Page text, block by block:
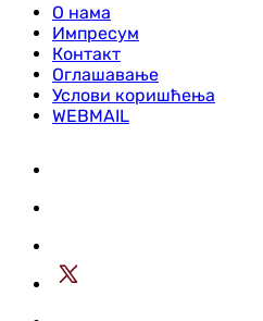
О нама
Импресум
Контакт
Оглашавање
Услови коришћења
WEBMAIL